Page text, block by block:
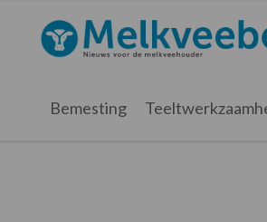
hoofdnavigatie
hoofd
eerste
voettekst
Melkveebedrijf.nl
Bemesting